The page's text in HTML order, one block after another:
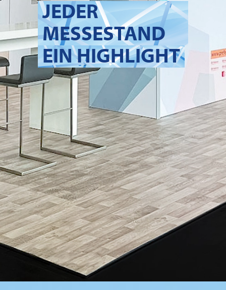
JEDER
MESSESTAND
EIN HIGHLIGHT